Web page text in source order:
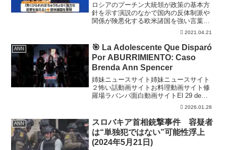
ロシアのプーチン大統領が政策の基本方
針を示す演説のなかで国内の反体制派や
関係が険悪化する欧米諸国を強い言葉で
牽制（けんせい）しました。 プーチン
大統領は21日の年次教書演説のなかで反
体制派の運動は外国の勢力が支援するロ
シアへの敵対行為だとの...
2021.04.21
ANN
🎯 La Adolescente Que Disparó
Por ABURRIMIENTO: Caso
Brenda Ann Spencer
姉妹ニュースサイト姉妹ニュースサイト
２怖い話動画サイトお料理動画サイト修
羅場ラバンバ面白動画サイトEl 29 de
enero de 1979, un lunes aparentemente
2026.01.28
ANN
スロバキア首相銃撃事件 容疑者
は“単独犯ではない”可能性浮上
(2024年5月21日)